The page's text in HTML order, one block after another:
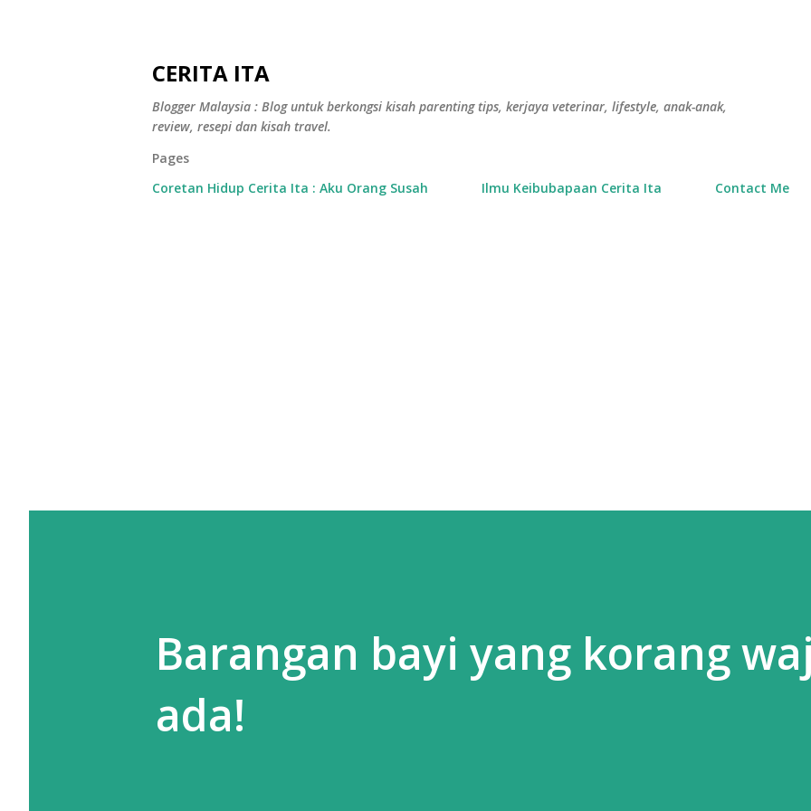
CERITA ITA
Blogger Malaysia : Blog untuk berkongsi kisah parenting tips, kerjaya veterinar, lifestyle, anak-anak,
review, resepi dan kisah travel.
Pages
Coretan Hidup Cerita Ita : Aku Orang Susah
Ilmu Keibubapaan Cerita Ita Contact Me
Barangan bayi yang korang
ada!